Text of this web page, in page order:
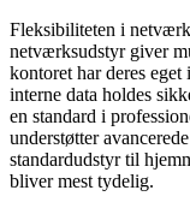
Fleksibiliteten i
netværksudstyr giver
kontoret har deres
interne data holdes
en standard i
understøtter
standardudstyr til
bliver mest tydelig.